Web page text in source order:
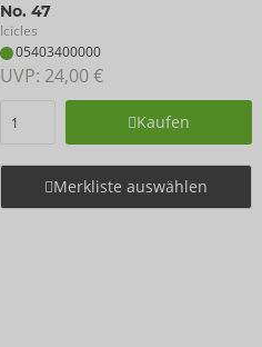
No. 47
Icicles
05403400000
UVP: 24,00 €
Kaufen
Merkliste auswählen